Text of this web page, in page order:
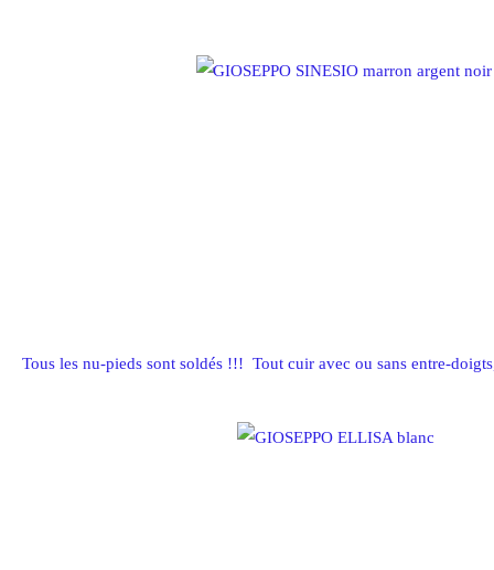
Tous les nu-pieds sont soldés !!! Tout cuir avec ou sans entre-